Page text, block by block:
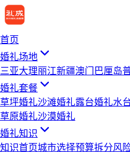
首页
婚礼场地
三亚大理丽江新疆澳门 巴厘岛
婚礼套餐
草坪婚礼沙滩婚礼露台婚礼水
草原婚礼沙漠婚礼
婚礼知识
知识首页城市选择预算拆分风